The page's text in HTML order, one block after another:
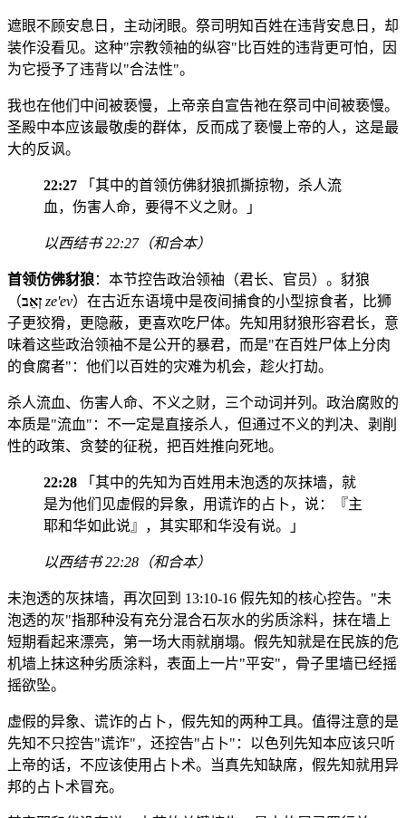
遮眼不顾安息日，主动闭眼。祭司明知百姓在违背安息日，却
装作没看见。这种"宗教领袖的纵容"比百姓的违背更可怕，因
为它授予了违背以"合法性"。
我也在他们中间被亵慢，上帝亲自宣告祂在祭司中间被亵慢。
圣殿中本应该最敬虔的群体，反而成了亵慢上帝的人，这是最
大的反讽。
22:27 「其中的首领仿佛豺狼抓撕掠物，杀人流
血，伤害人命，要得不义之财。」
以西结书 22:27（和合本）
首领仿佛豺狼：本节控告政治领袖（君长、官员）。豺狼
（זְאֵב ze'ev）在古近东语境中是夜间捕食的小型掠食者，比狮
子更狡猾，更隐蔽，更喜欢吃尸体。先知用豺狼形容君长，意
味着这些政治领袖不是公开的暴君，而是"在百姓尸体上分肉
的食腐者"：他们以百姓的灾难为机会，趁火打劫。
杀人流血、伤害人命、不义之财，三个动词并列。政治腐败的
本质是"流血"：不一定是直接杀人，但通过不义的判决、剥削
性的政策、贪婪的征税，把百姓推向死地。
22:28 「其中的先知为百姓用未泡透的灰抹墙，就
是为他们见虚假的异象，用谎诈的占卜，说：『主
耶和华如此说』，其实耶和华没有说。」
以西结书 22:28（和合本）
未泡透的灰抹墙，再次回到 13:10-16 假先知的核心控告。"未
泡透的灰"指那种没有充分混合石灰水的劣质涂料，抹在墙上
短期看起来漂亮，第一场大雨就崩塌。假先知就是在民族的危
机墙上抹这种劣质涂料，表面上一片"平安"，骨子里墙已经摇
摇欲坠。
虚假的异象、谎诈的占卜，假先知的两种工具。值得注意的是
先知不只控告"谎诈"，还控告"占卜"：以色列先知本应该只听
上帝的话，不应该使用占卜术。当真先知缺席，假先知就用异
邦的占卜术冒充。